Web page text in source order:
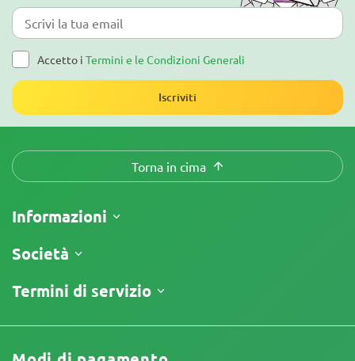
Accetto i Termini e le Condizioni Generali
Iscriviti
Torna in cima
Informazioni
Spedizione
Politica di Reso
Società
Chi siamo
Recensioni
Programma di Affiliazione
Termini di servizio
Termini e Condizioni